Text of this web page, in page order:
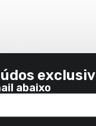
abaixo